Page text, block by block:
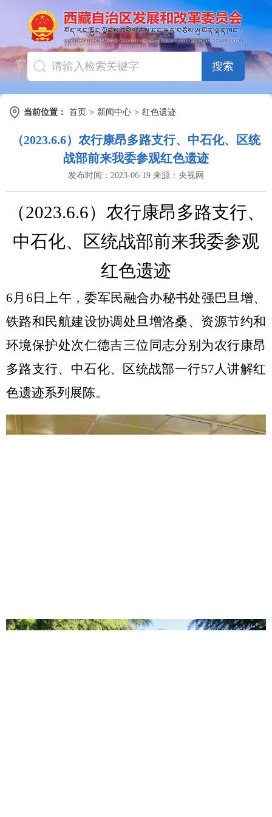
搜索
当前位置： 首页 > 新闻中心 > 红色遗迹
（2023.6.6）农行康昂多路支行、中石化、区统
战部前来我委参观红色遗迹
发布时间： 2023-06-19 来源： 央视网
（2023.6.6） 农行康昂多路支行、
中石化、区统战部前来我委参观
红色遗迹
6月6日上午，委军民融合办秘书处强巴旦增、
铁路和民航建设协调处旦增洛桑、资源节约和
环境保护处次仁德吉三位同志分别为农行康昂
多路支行、中石化、区统战部一行57人讲解红
色遗迹系列展陈。